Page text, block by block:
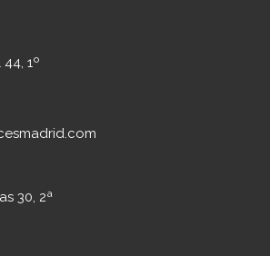
1º
30, 2ª